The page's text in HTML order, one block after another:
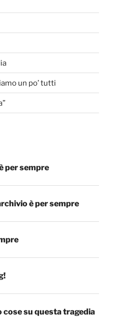
un po’ tutti
per sempre
è per sempre
cose su questa tragedia